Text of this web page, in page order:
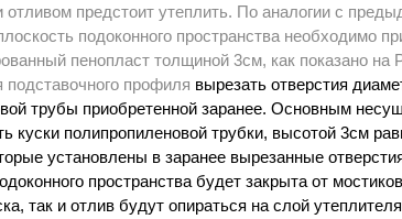
отливом предстоит утеплить. По аналогии с
подоконного пространства необходимо
пенопласт толщиной 3см, как показано
подставочного профиля вырезать отверстия
трубы приобретенной заранее. Основным
куски полипропиленовой трубки, высотой 3см
установлены в заранее вырезанные
пространства будет закрыта от
так и отлив будут опираться на слой